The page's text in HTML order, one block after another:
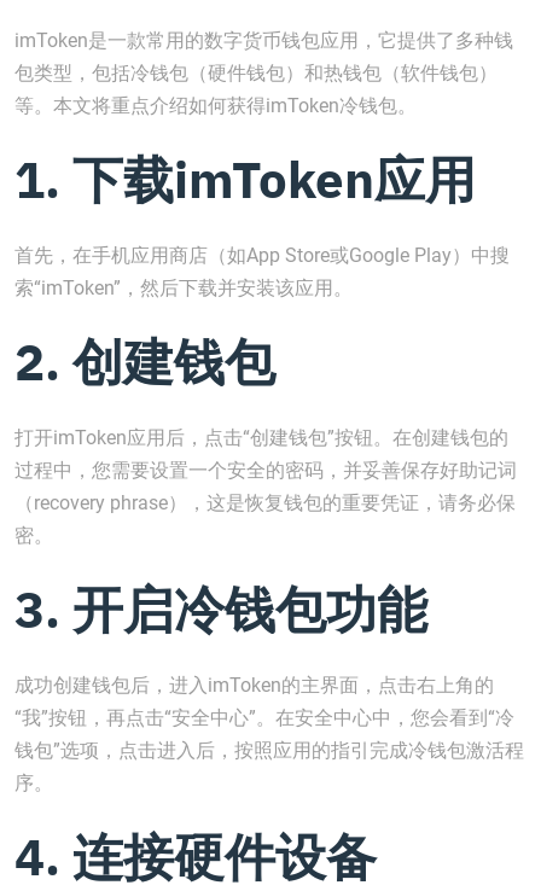
imToken是一款常用的数字货币钱包应用，它提供了多种钱
包类型，包括冷钱包（硬件钱包）和热钱包（软件钱包）
等。本文将重点介绍如何获得imToken冷钱包。
1. 下载imToken应用
首先，在手机应用商店（如App Store或Google Play）中搜
索“imToken”，然后下载并安装该应用。
2. 创建钱包
打开imToken应用后，点击“创建钱包”按钮。在创建钱包的
过程中，您需要设置一个安全的密码，并妥善保存好助记词
（recovery phrase），这是恢复钱包的重要凭证，请务必保
密。
3. 开启冷钱包功能
成功创建钱包后，进入imToken的主界面，点击右上角的
“我”按钮，再点击“安全中心”。在安全中心中，您会看到“冷
钱包”选项，点击进入后，按照应用的指引完成冷钱包激活程
序。
4. 连接硬件设备